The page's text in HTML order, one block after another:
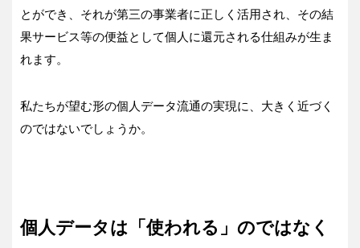
とができ、それが第三の事業者に正しく活用され、その結
果サービス等の便益として個人に還元される仕組みが生ま
れます。
私たちが望む形の個人データ流通の実現に、大きく近づく
のではないでしょうか。
個人データは「使われる」のではなく